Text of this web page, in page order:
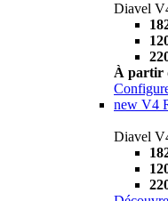
Diavel
À partir
new V4
Diavel